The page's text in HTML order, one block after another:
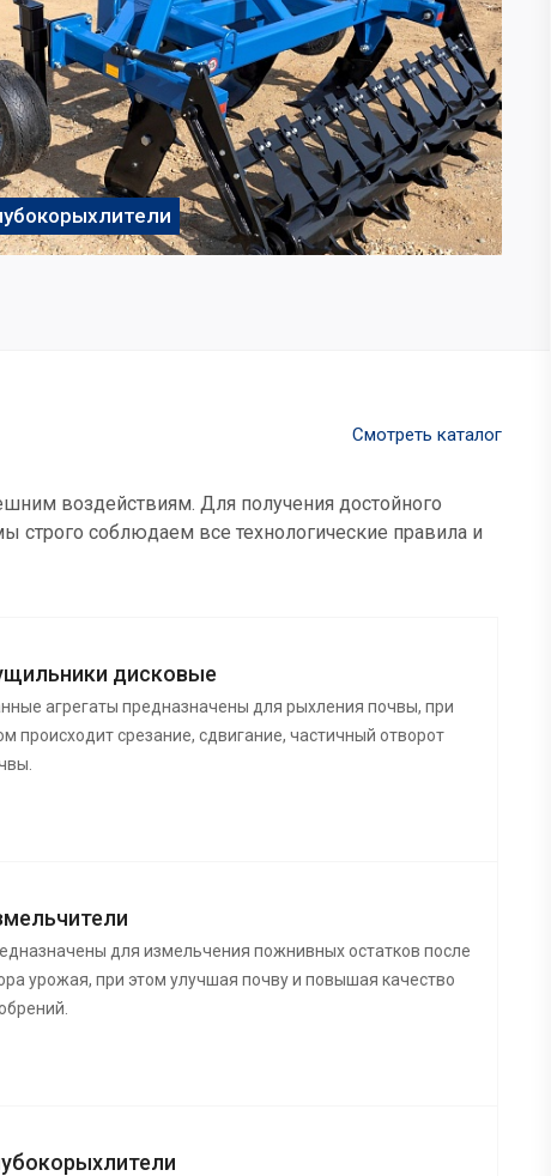
Смотреть каталог
воздействиям. Для получения достойного
строго соблюдаем все технологические правила и
дисковые
агрегаты предназначены для рыхления почвы, при
происходит срезание, сдвигание, частичный отворот
для измельчения пожнивных остатков после
урожая, при этом улучшая почву и повышая качество